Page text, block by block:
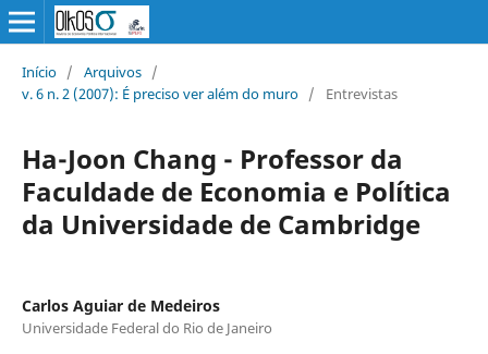
Início / Arquivos /
v. 6 n. 2 (2007): É preciso ver além do muro / Entrevistas
Ha-Joon Chang - Professor da
Faculdade de Economia e Política
da Universidade de Cambridge
Carlos Aguiar de Medeiros
Universidade Federal do Rio de Janeiro